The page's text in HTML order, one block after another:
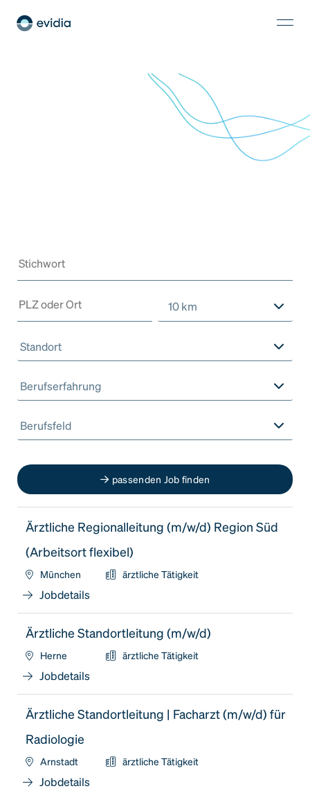
10 km
Standort
Berufserfahrung
Berufsfeld
passenden Job finden
Ärztliche Regionalleitung (m/w/d) Region Süd
(Arbeitsort flexibel)
München ärztliche Tätigkeit
Jobdetails
Ärztliche Standortleitung (m/w/d)
Herne ärztliche Tätigkeit
Jobdetails
Ärztliche Standortleitung | Facharzt (m/w/d) für
Radiologie
Arnstadt ärztliche Tätigkeit
Jobdetails